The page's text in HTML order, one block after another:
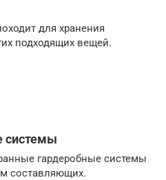
для хранения
подходящих вещей.
системы
гардеробные системы
составляющих.